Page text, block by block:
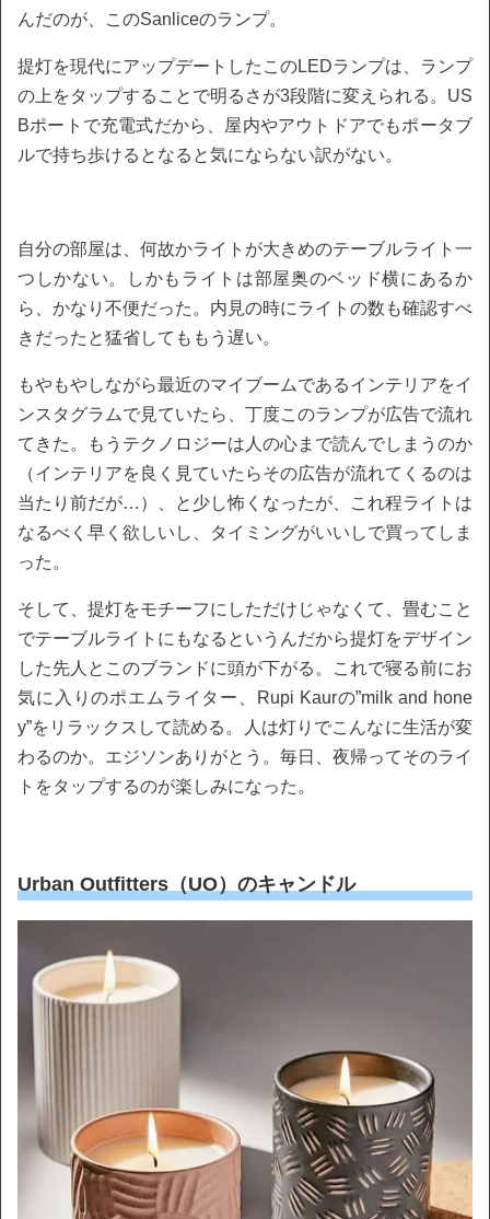
んだのが、このSanliceのランプ。
提灯を現代にアップデートしたこのLEDランプは、ランプ
の上をタップすることで明るさが3段階に変えられる。US
Bポートで充電式だから、屋内やアウトドアでもポータブ
ルで持ち歩けるとなると気にならない訳がない。
自分の部屋は、何故かライトが大きめのテーブルライト一
つしかない。しかもライトは部屋奥のベッド横にあるか
ら、かなり不便だった。内見の時にライトの数も確認すべ
きだったと猛省してももう遅い。
もやもやしながら最近のマイブームであるインテリアをイ
ンスタグラムで見ていたら、丁度このランプが広告で流れ
てきた。もうテクノロジーは人の心まで読んでしまうのか
（インテリアを良く見ていたらその広告が流れてくるのは
当たり前だが…）、と少し怖くなったが、これ程ライトは
なるべく早く欲しいし、タイミングがいいしで買ってしま
った。
そして、提灯をモチーフにしただけじゃなくて、畳むこと
でテーブルライトにもなるというんだから提灯をデザイン
した先人とこのブランドに頭が下がる。これで寝る前にお
気に入りのポエムライター、Rupi Kaurの”milk and hone
y”をリラックスして読める。人は灯りでこんなに生活が変
わるのか。エジソンありがとう。毎日、夜帰ってそのライ
トをタップするのが楽しみになった。
Urban Outfitters（UO）のキャンドル